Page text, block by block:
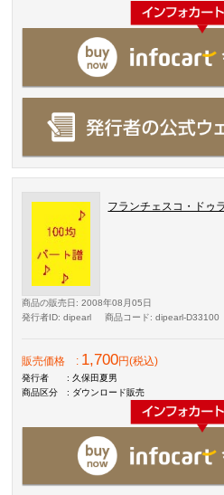
フランチェスコ・ド
商品の販売日 : 2008年08月05日
発行者ID: dipearl 商品コード: dipearl-D33100
販売価格 : 1,700円(税込)
発行者
: 久保田夏男
商品区分
: ダウンロード販売